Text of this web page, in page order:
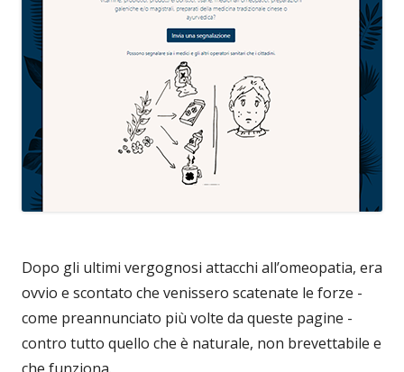
Dopo gli ultimi vergognosi attacchi all’omeopatia, era
ovvio e scontato che venissero scatenate le forze -
come preannunciato più volte da queste pagine -
contro tutto quello che è naturale, non brevettabile e